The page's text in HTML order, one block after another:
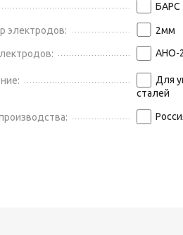
БАРС
электродов: 2мм
АНО-
Для
сталей